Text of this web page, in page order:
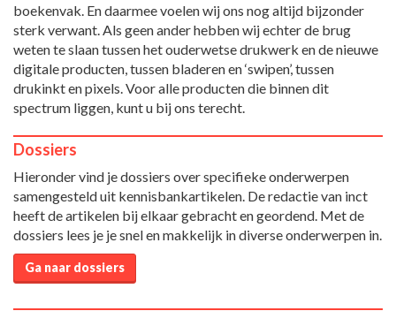
boekenvak. En daarmee voelen wij ons nog altijd bijzonder
sterk verwant. Als geen ander hebben wij echter de brug
weten te slaan tussen het ouderwetse drukwerk en de nieuwe
digitale producten, tussen bladeren en ‘swipen’, tussen
drukinkt en pixels. Voor alle producten die binnen dit
spectrum liggen, kunt u bij ons terecht.
Dossiers
Hieronder vind je dossiers over specifieke onderwerpen
samengesteld uit kennisbankartikelen. De redactie van inct
heeft de artikelen bij elkaar gebracht en geordend. Met de
dossiers lees je je snel en makkelijk in diverse onderwerpen in.
Ga naar dossiers